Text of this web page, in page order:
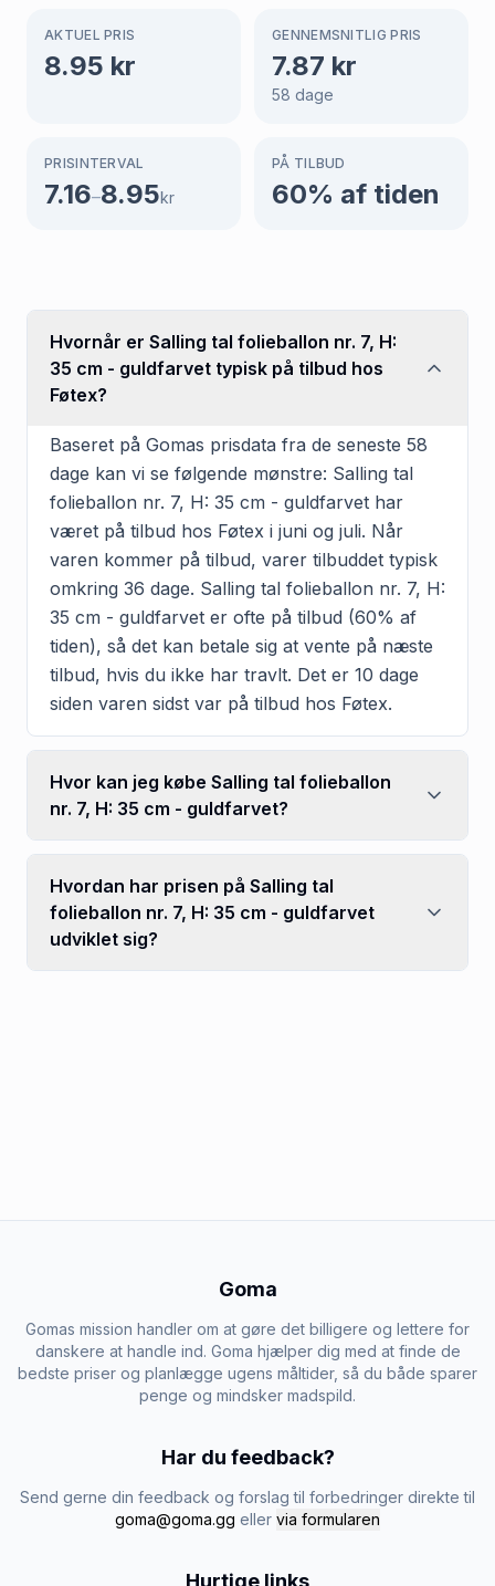
AKTUEL PRIS
8.95 kr
GENNEMSNITLIG PRIS
7.87 kr
58 dage
PRISINTERVAL
7.16–8.95kr
PÅ TILBUD
60% af tiden
Hvornår er Salling tal folieballon nr. 7, H:
35 cm - guldfarvet typisk på tilbud hos
Føtex?
Baseret på Gomas prisdata fra de seneste 58
dage kan vi se følgende mønstre: Salling tal
folieballon nr. 7, H: 35 cm - guldfarvet har
været på tilbud hos Føtex i juni og juli. Når
varen kommer på tilbud, varer tilbuddet typisk
omkring 36 dage. Salling tal folieballon nr. 7, H:
35 cm - guldfarvet er ofte på tilbud (60% af
tiden), så det kan betale sig at vente på næste
tilbud, hvis du ikke har travlt. Det er 10 dage
siden varen sidst var på tilbud hos Føtex.
Hvor kan jeg købe Salling tal folieballon
nr. 7, H: 35 cm - guldfarvet?
Hvordan har prisen på Salling tal
folieballon nr. 7, H: 35 cm - guldfarvet
udviklet sig?
Goma
Gomas mission handler om at gøre det billigere og lettere for
danskere at handle ind. Goma hjælper dig med at finde de
bedste priser og planlægge ugens måltider, så du både sparer
penge og mindsker madspild.
Har du feedback?
Send gerne din feedback og forslag til forbedringer direkte til
goma@goma.gg eller via formularen
Hurtige links